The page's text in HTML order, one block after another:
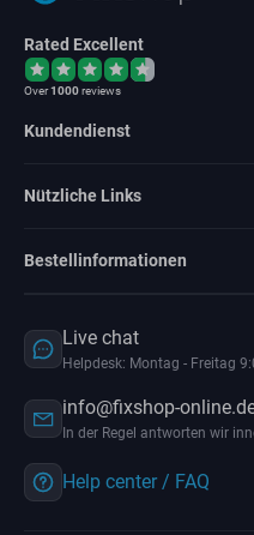
Rated Excellent
Over1000reviews
Kundendienst
Nützliche Links
Bestellinformationen
Live chat
Helpdesk: Montag - Freitag
info@fixshop-
In der Regel antworten wir
Help center / FAQ